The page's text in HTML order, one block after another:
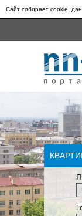
Сайт собирает cookie,
Я